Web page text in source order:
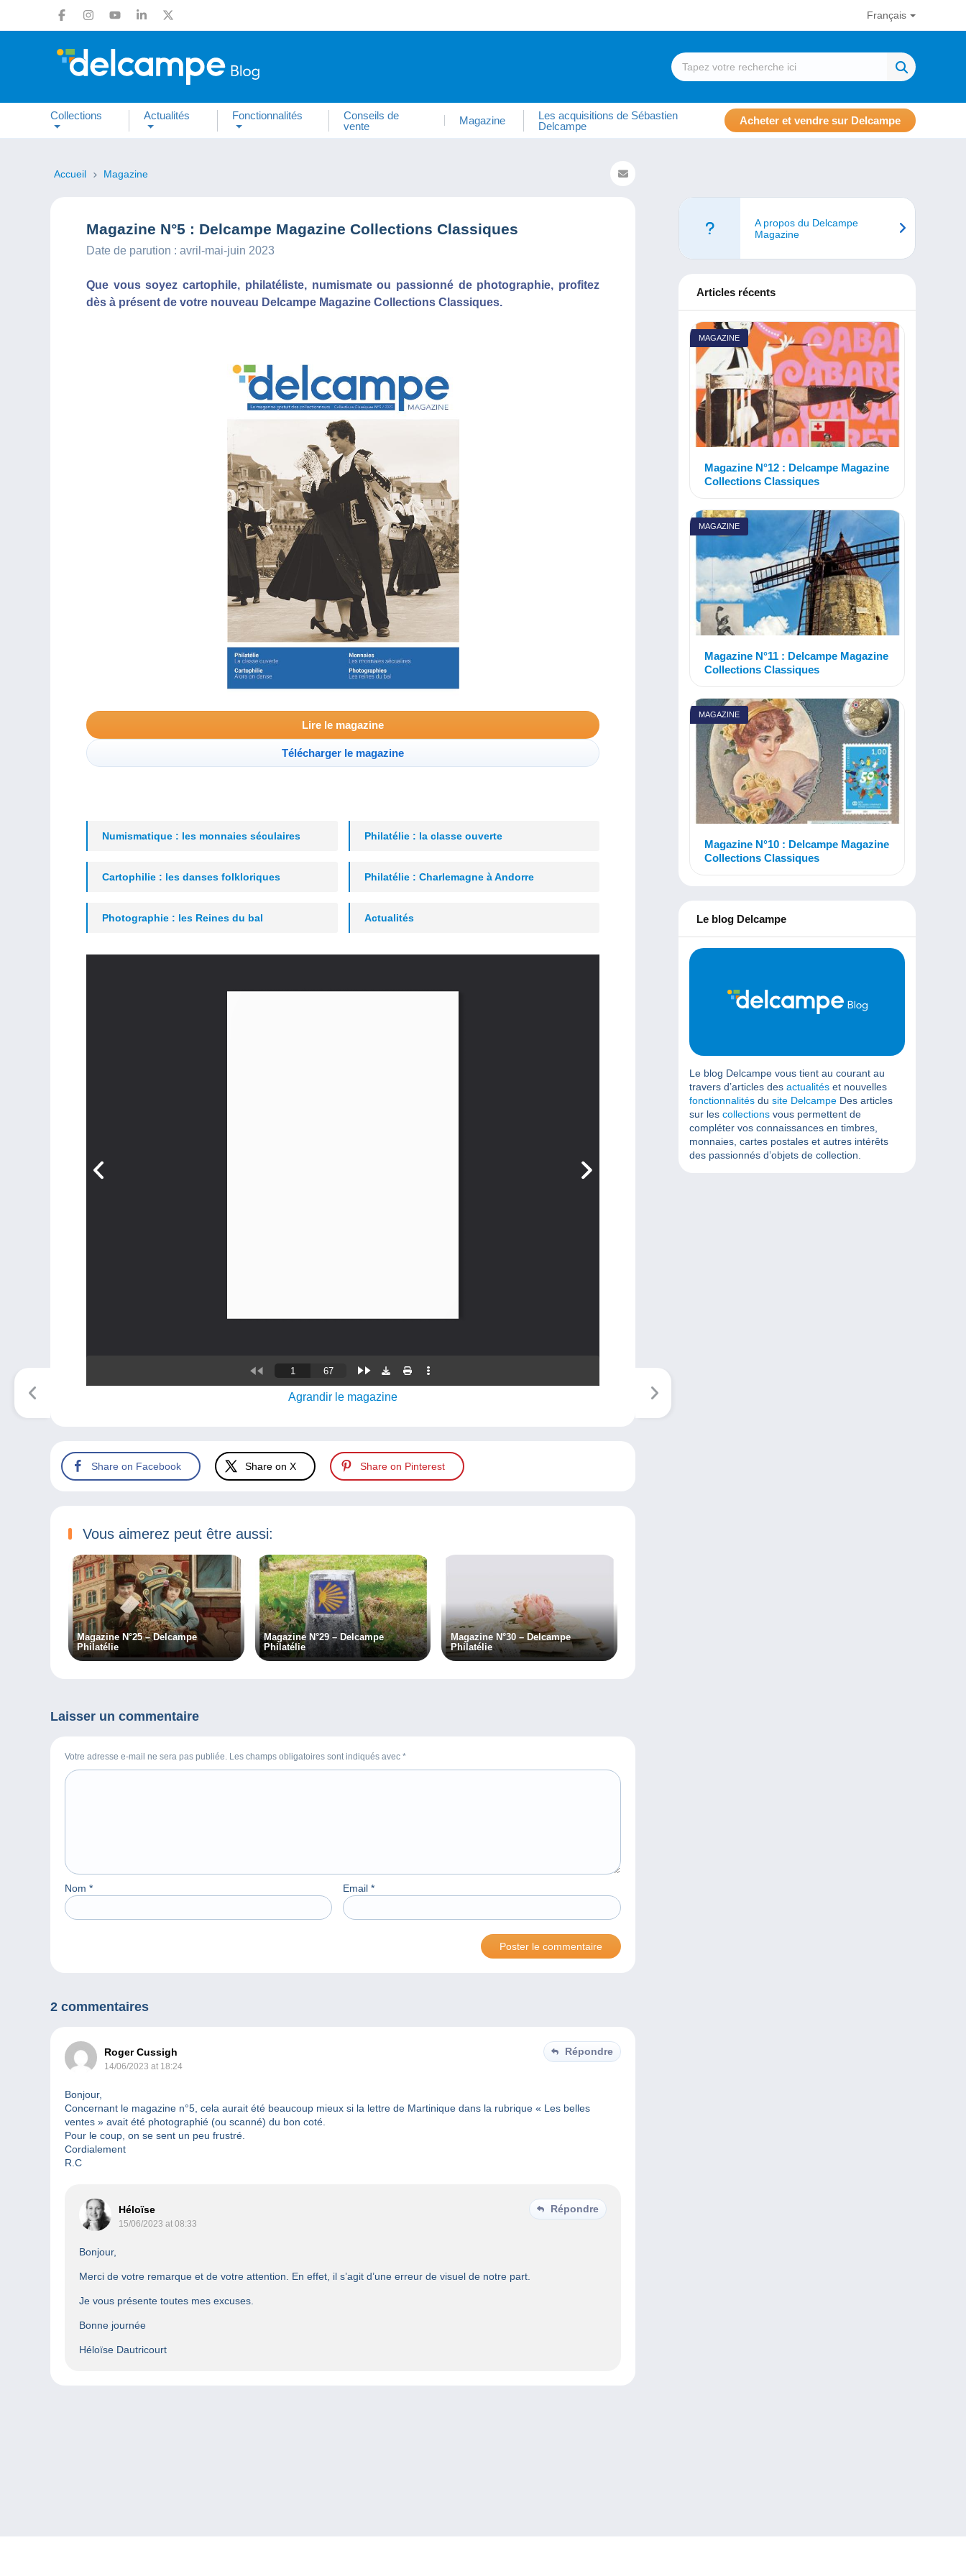
Français
Collections Actualités Fonctionnalités
Conseils de
vente
Magazine
Les acquisitions de Sébastien
Delcampe
Acheter et vendre sur Delcampe
Accueil Magazine
Magazine N°5 : Delcampe Magazine Collections Classiques
Date de parution : avril-mai-juin 2023
Que vous soyez cartophile, philatéliste, numismate ou passionné de photographie, profitez
dès à présent de votre nouveau Delcampe Magazine Collections Classiques.
Lire le magazine
Télécharger le magazine
Numismatique : les monnaies séculaires Philatélie : la classe ouverte
Cartophilie : les danses folkloriques Philatélie : Charlemagne à Andorre
Photographie : les Reines du bal Actualités
Agrandir le magazine
Share on Facebook Share on X Share on Pinterest
Vous aimerez peut être aussi:
Magazine N°25 – Delcampe
Philatélie
Magazine N°29 – Delcampe
Philatélie
Magazine N°30 – Delcampe
Philatélie
Laisser un commentaire
Votre adresse e-mail ne sera pas publiée. Les champs obligatoires sont indiqués avec *
Nom * Email *
2 commentaires
Roger Cussigh
14/06/2023 at 18:24
Répondre
Bonjour,
Concernant le magazine n°5, cela aurait été beaucoup mieux si la lettre de Martinique dans la rubrique « Les belles
ventes » avait été photographié (ou scanné) du bon coté.
Pour le coup, on se sent un peu frustré.
Cordialement
R.C
Héloïse
15/06/2023 at 08:33
Répondre
Bonjour,
Merci de votre remarque et de votre attention. En effet, il s’agit d’une erreur de visuel de notre part.
Je vous présente toutes mes excuses.
Bonne journée
Héloïse Dautricourt
A propos du Delcampe
Magazine
Articles récents
MAGAZINE
Magazine N°12 : Delcampe Magazine
Collections Classiques
MAGAZINE
Magazine N°11 : Delcampe Magazine
Collections Classiques
MAGAZINE
Magazine N°10 : Delcampe Magazine
Collections Classiques
Le blog Delcampe
Le blog Delcampe vous tient au courant au
travers d’articles des actualités et nouvelles
fonctionnalités du site Delcampe Des articles
sur les collections vous permettent de
compléter vos connaissances en timbres,
monnaies, cartes postales et autres intérêts
des passionnés d’objets de collection.